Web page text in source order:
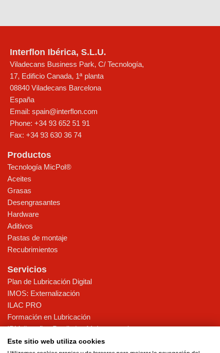
Interflon Ibérica, S.L.U.
Viladecans Business Park, C/ Tecnología,
17, Edificio Canada, 1ª planta
08840 Viladecans Barcelona
España
Email: spain@interflon.com
Phone: +34 93 652 51 91
Fax: +34 93 630 36 74
Productos
Tecnología MicPol®
Aceites
Grasas
Desengrasantes
Hardware
Aditivos
Pastas de montaje
Recubrimientos
Servicios
Plan de Lubricación Digital
IMOS: Externalización
ILAC PRO
Formación en Lubricación
IPM (Interflon Predictive Maintenance)
Implantación TPM
Este sitio web utiliza cookies